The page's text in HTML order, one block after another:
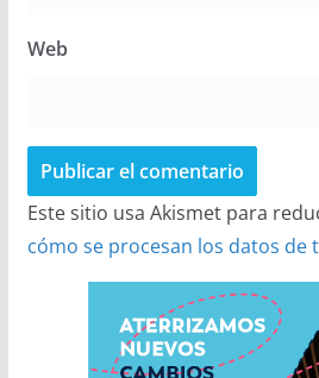
Web
Este sitio usa Akismet para
cómo se procesan los datos de